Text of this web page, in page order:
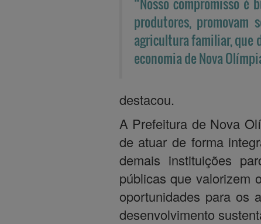
produtores, promovam
agricultura familiar, que
economia de Nova
destacou.
A Prefeitura de Nova
de atuar de forma
demais instituições
públicas que valorizem
oportunidades para os
desenvolvimento